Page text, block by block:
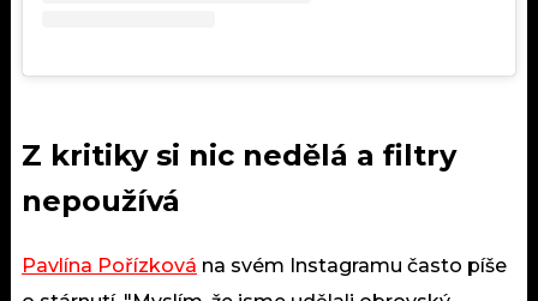
Z kritiky si nic nedělá a filtry
nepoužívá
Pavlína Pořízková na svém Instagramu často píše